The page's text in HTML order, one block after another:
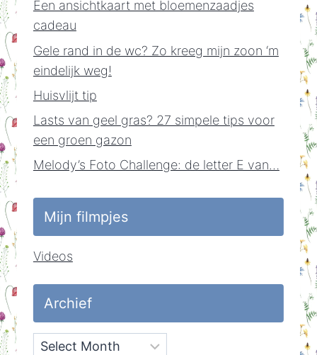
Een ansichtkaart met bloemenzaadjes
cadeau
Gele rand in de wc? Zo kreeg mijn zoon ‘m
eindelijk weg!
Huisvlijt tip
Lasts van geel gras? 27 simpele tips voor
een groen gazon
Melody’s Foto Challenge: de letter E van…
Mijn filmpjes
Videos
Archief
Archief